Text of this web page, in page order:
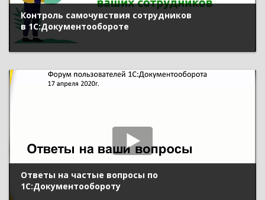
Контроль самочувствия сотрудников
в 1С:Документообороте
Ответы на частые вопросы по
1С:Документообороту